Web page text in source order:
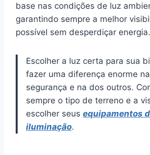
base nas condições de luz
garantindo sempre a melhor
possível sem desperdiçar energia.
Escolher a luz certa para sua
fazer uma diferença enorme
segurança e na dos outros.
sempre o tipo de terreno e a
escolher seus equipamentos
iluminação.